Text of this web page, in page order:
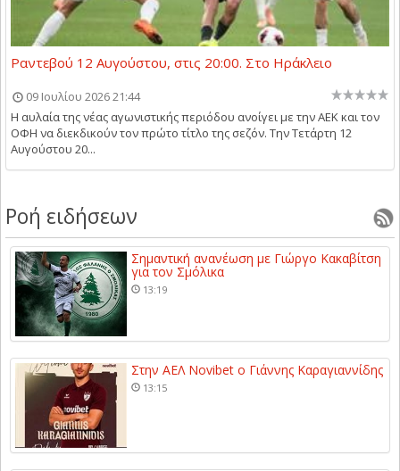
Ραντεβού 12 Αυγούστου, στις 20:00. Στο Ηράκλειο
09 Ιουλίου 2026 21:44
Η αυλαία της νέας αγωνιστικής περιόδου ανοίγει με την ΑΕΚ και τον
ΟΦΗ να διεκδικούν τον πρώτο τίτλο της σεζόν. Την Τετάρτη 12
Αυγούστου 20...
Ροή ειδήσεων
Σημαντική ανανέωση με Γιώργο Κακαβίτση
για τον Σμόλικα
13:19
Στην ΑΕΛ Novibet ο Γιάννης Καραγιαννίδης
13:15